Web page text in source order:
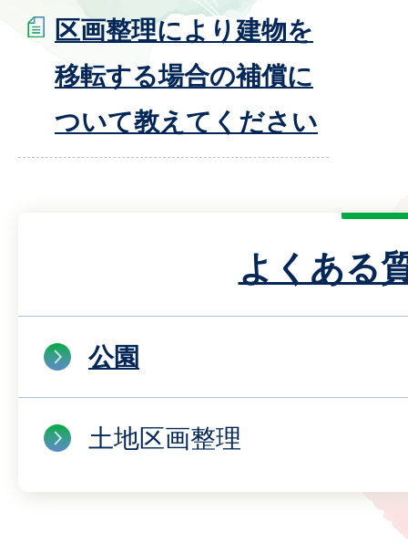
区画整理により建物を
移転する場合の補償に
ついて教えてください
よくある
公園
土地区画整理